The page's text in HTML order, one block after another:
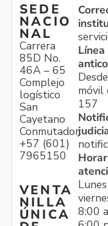
SEDE
NACIO
NAL
Carrera
85D No.
46A – 65
Complejo
logístico
San
Cayetano
Conmutador:
+57 (601)
7965150
VENTA
NILLA
ÚNICA
Línea
Desde
móvil
157
8:00